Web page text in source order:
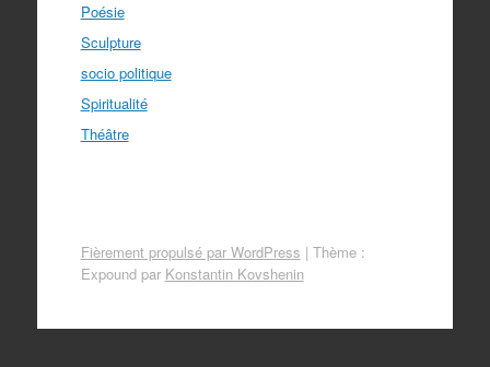
Poésie
Sculpture
socio politique
Spiritualité
Théâtre
Fièrement propulsé par WordPress | Thème :
Expound par Konstantin Kovshenin